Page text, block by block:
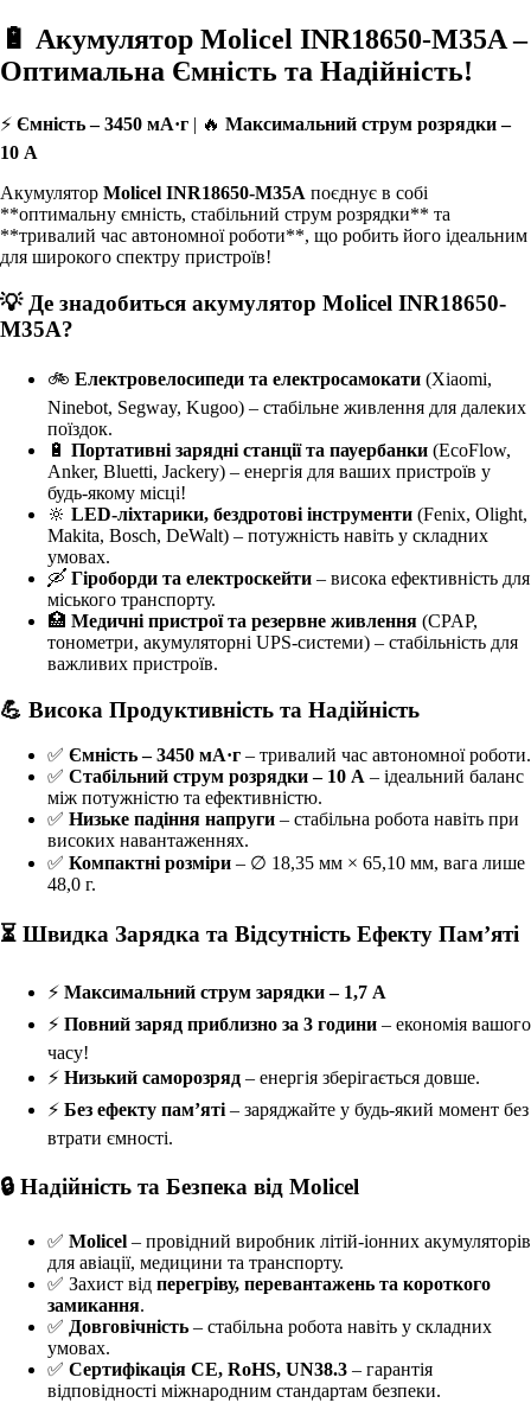
🔋 Акумулятор Molicel INR18650-M35A –
Оптимальна Ємність та Надійність!
⚡ Ємність – 3450 мА·г | 🔥 Максимальний струм розрядки –
10 А
Акумулятор Molicel INR18650-M35A поєднує в собі
**оптимальну ємність, стабільний струм розрядки** та
**тривалий час автономної роботи**, що робить його ідеальним
для широкого спектру пристроїв!
💡 Де знадобиться акумулятор Molicel INR18650-
M35A?
🚲 Електровелосипеди та електросамокати (Xiaomi,
Ninebot, Segway, Kugoo) – стабільне живлення для далеких
поїздок.
🔋 Портативні зарядні станції та пауербанки (EcoFlow,
Anker, Bluetti, Jackery) – енергія для ваших пристроїв у
будь-якому місці!
🔆 LED-ліхтарики, бездротові інструменти (Fenix, Olight,
Makita, Bosch, DeWalt) – потужність навіть у складних
умовах.
🛶 Гіроборди та електроскейти – висока ефективність для
міського транспорту.
🏥 Медичні пристрої та резервне живлення (CPAP,
тонометри, акумуляторні UPS-системи) – стабільність для
важливих пристроїв.
💪 Висока Продуктивність та Надійність
✅ Ємність – 3450 мА·г – тривалий час автономної роботи.
✅ Стабільний струм розрядки – 10 А – ідеальний баланс
між потужністю та ефективністю.
✅ Низьке падіння напруги – стабільна робота навіть при
високих навантаженнях.
✅ Компактні розміри – ∅ 18,35 мм × 65,10 мм, вага лише
48,0 г.
⏳ Швидка Зарядка та Відсутність Ефекту Пам’яті
⚡ Максимальний струм зарядки – 1,7 А
⚡ Повний заряд приблизно за 3 години – економія вашого
часу!
⚡ Низький саморозряд – енергія зберігається довше.
⚡ Без ефекту пам’яті – заряджайте у будь-який момент без
втрати ємності.
🔒 Надійність та Безпека від Molicel
✅ Molicel – провідний виробник літій-іонних акумуляторів
для авіації, медицини та транспорту.
✅ Захист від перегріву, перевантажень та короткого
замикання.
✅ Довговічність – стабільна робота навіть у складних
умовах.
✅ Сертифікація CE, RoHS, UN38.3 – гарантія
відповідності міжнародним стандартам безпеки.